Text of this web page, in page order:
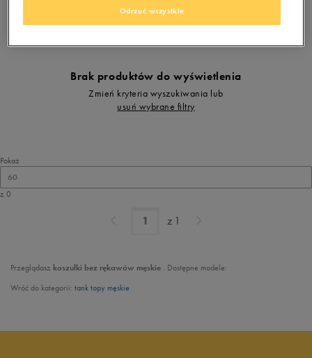
Brak produktów do wyświetlenia
Zmień kryteria wyszukiwania lub
usuń wybrane filtry
Pokaż
60
z 0
z 1
Przeglądasz koszulki bez rękawów męskie . Dostępne modele:
Wróć do kategorii: tank topy męskie
Odrzuć wszystkie